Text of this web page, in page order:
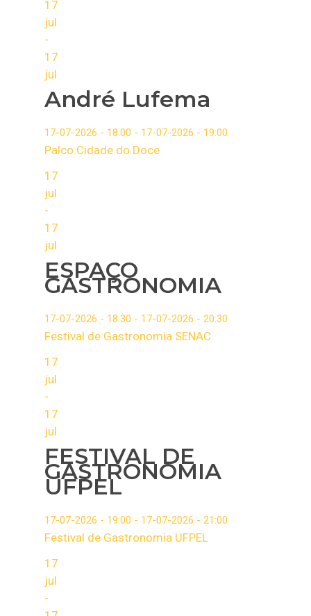
17
jul
-
17
jul
André Lufema
17-07-2026 - 18:00 - 17-07-2026 - 19:00
Palco Cidade do Doce
17
jul
-
17
jul
ESPAÇO
GASTRONOMIA
17-07-2026 - 18:30 - 17-07-2026 - 20:30
Festival de Gastronomia SENAC
17
jul
-
17
jul
FESTIVAL DE
GASTRONOMIA
UFPEL
17-07-2026 - 19:00 - 17-07-2026 - 21:00
Festival de Gastronomia UFPEL
17
jul
-
PELOTAS – CIDADE
DOCE
COMUNICAÇÃO
FOTOS E VÍDEOS
FENADOCE
SUGESTÕES